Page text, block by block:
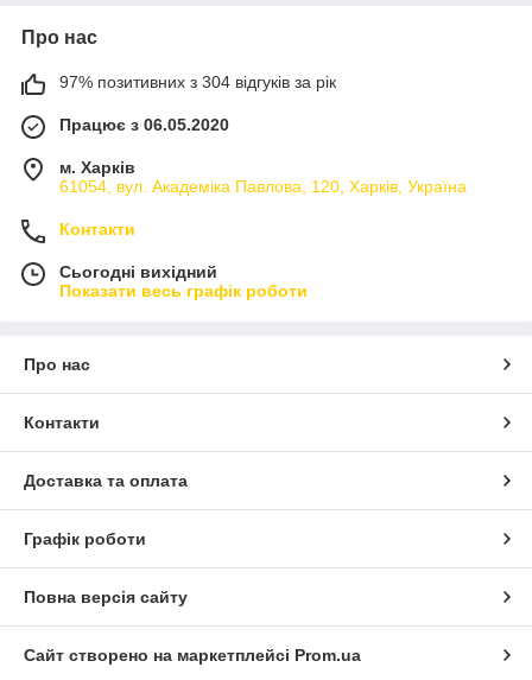
Про нас
97% позитивних з 304 відгуків за рік
Працює з 06.05.2020
м. Харків
61054, вул. Академіка Павлова, 120, Харків, Україна
Контакти
Сьогодні вихідний
Показати весь графік роботи
Про нас
Контакти
Доставка та оплата
Графік роботи
Повна версія сайту
Сайт створено на маркетплейсі Prom.ua